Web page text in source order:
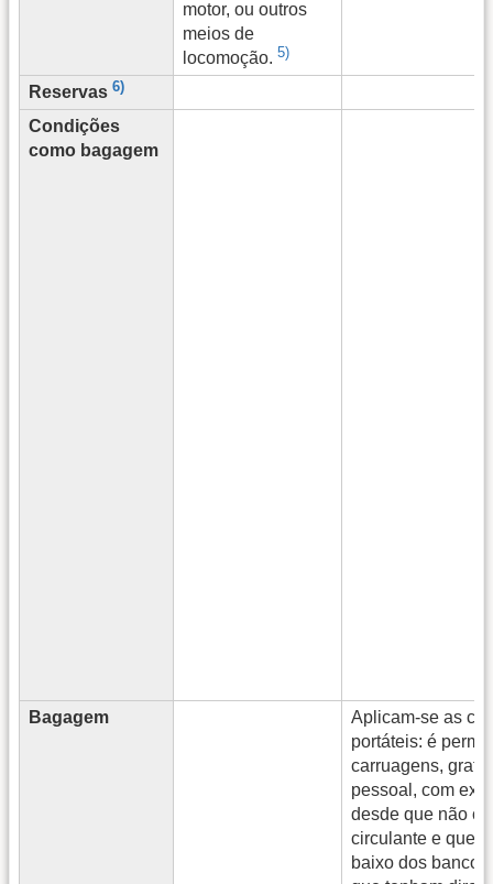
motor, ou outros
meios de
locomoção. 5)
Reservas 6)
Condições
como bagagem
Bagagem
Aplicam-se as
portáteis: é
carruagens,
pessoal, com
desde que não
circulante e que
baixo dos